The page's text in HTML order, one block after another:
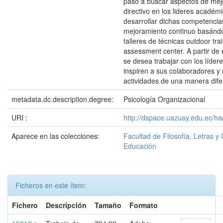
directivo en los lideres
desarrollar dichas
mejoramiento continuo
talleres de técnicas outdoor
assessment center. A partir de
se desea trabajar con los
inspiren a sus colaboradores y
actividades de una manera
metadata.dc.description.degree:
Psicología Organizacional
URI :
http://dspace.uazuay.edu.ec/
Aparece en las colecciones:
Facultad de Filosofía, Letras y
Educación
Ficheros en este ítem:
Fichero
Descripción Tamaño
Formato